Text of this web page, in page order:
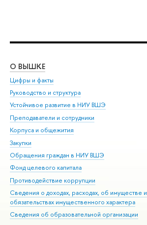
О ВЫШКЕ
Цифры и факты
Руководство и структура
Устойчивое развитие в НИУ ВШЭ
Преподаватели и сотрудники
Корпуса и общежития
Закупки
Обращения граждан в НИУ ВШЭ
Фонд целевого капитала
Противодействие коррупции
Сведения о доходах, расходах, об имуществе и
обязательствах имущественного характера
Сведения об образовательной организации